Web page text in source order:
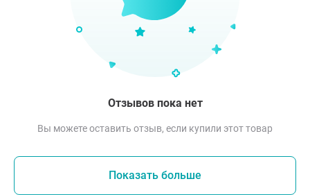
Отзывов пока нет
Вы можете оставить отзыв, если купили этот товар
Показать больше